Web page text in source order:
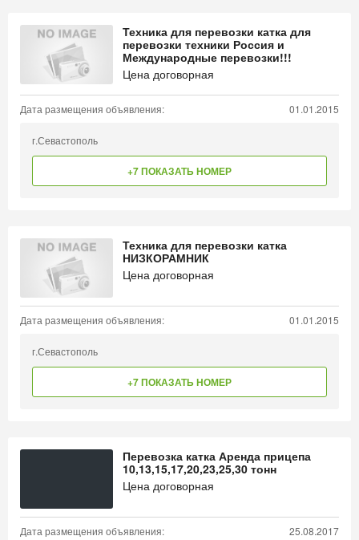
Техника для перевозки катка для
перевозки техники Россия и
Международные перевозки!!!
Цена договорная
Дата размещения объявления: 01.01.2015
г.Севастополь
+7 ПОКАЗАТЬ НОМЕР
Техника для перевозки катка
НИЗКОРАМНИК
Цена договорная
Дата размещения объявления: 01.01.2015
г.Севастополь
+7 ПОКАЗАТЬ НОМЕР
Перевозка катка Аренда прицепа
10,13,15,17,20,23,25,30 тонн
Цена договорная
Дата размещения объявления: 25.08.2017